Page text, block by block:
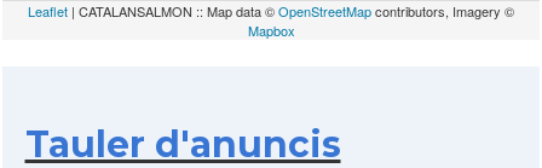
Leaflet | CATALANSALMON :: Map data ©OpenStreetMapcontributors, Imagery ©
Mapbox
Tauler d'anuncis